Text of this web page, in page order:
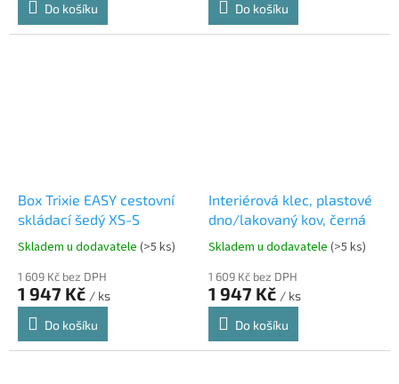
Do košíku
Do košíku
Box Trixie EASY cestovní
skládací šedý XS-S
Skladem u dodavatele (>5 ks)
1 609 Kč bez DPH
1 947 Kč / ks
Do košíku
Interiérová klec, plastové
dno/lakovaný kov, černá
Skladem u dodavatele (>5 ks)
1 609 Kč bez DPH
1 947 Kč / ks
Do košíku